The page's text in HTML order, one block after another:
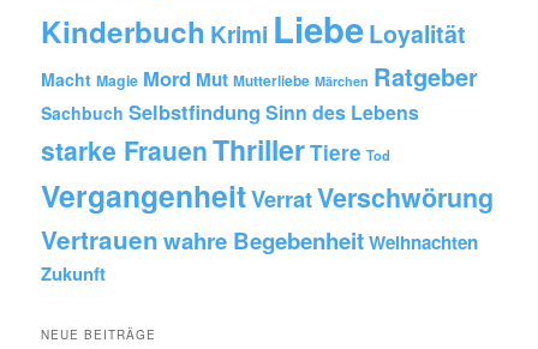
Kinderbuch Krimi LiebeLoyalität
Macht Magie Mord Mut Mutterliebe Märchen Ratgeber
Sachbuch Selbstfindung Sinn des Lebens
starke FrauenThrillerTiere Tod
VergangenheitVerratVerschwörung
Vertrauenwahre BegebenheitWeihnachten
Zukunft
NEUE BEITRÄGE